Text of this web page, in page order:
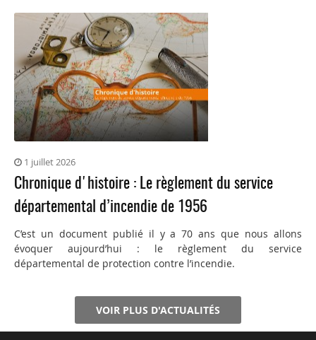
1 juillet 2026
Chronique d'histoire : Le règlement du service
départemental d’incendie de 1956
C’est un document publié il y a 70 ans que nous allons
évoquer aujourd’hui : le règlement du service
départemental de protection contre l’incendie.
VOIR PLUS D'ACTUALITÉS